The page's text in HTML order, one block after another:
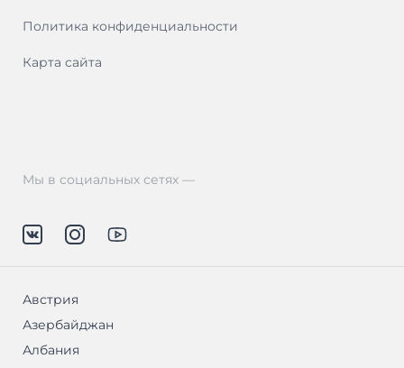
Политика конфиденциальности
Карта сайта
Мы в социальных сетях —
Австрия
Азербайджан
Албания